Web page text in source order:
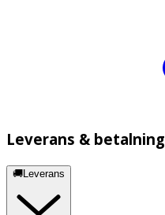
Leverans & betalning
🚚Leverans